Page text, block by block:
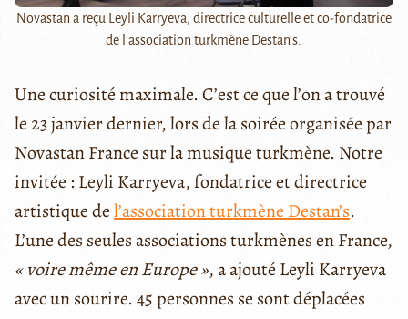
Novastan a reçu Leyli Karryeva, directrice culturelle et co-fondatrice
de l'association turkmène Destan's.
Une curiosité maximale. C’est ce que l’on a trouvé
le 23 janvier dernier, lors de la soirée organisée par
Novastan France sur la musique turkmène. Notre
invitée : Leyli Karryeva, fondatrice et directrice
artistique del’association turkmène Destan’s.
L’une des seules associations turkmènes en France,
« voire même en Europe », a ajouté Leyli Karryeva
avec un sourire. 45 personnes se sont déplacées